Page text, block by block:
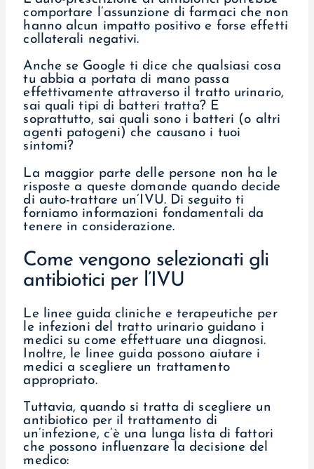
comportare l’assunzione di farmaci che non
hanno alcun impatto positivo e forse effetti
collaterali negativi.
Anche se Google ti dice che qualsiasi cosa
tu abbia a portata di mano passa
effettivamente attraverso il tratto urinario,
sai quali tipi di batteri tratta? E
soprattutto, sai quali sono i batteri (o altri
agenti patogeni) che causano i tuoi
sintomi?
La maggior parte delle persone non ha le
risposte a queste domande quando decide
di auto-trattare un’IVU. Di seguito ti
forniamo informazioni fondamentali da
tenere in considerazione.
Come vengono selezionati gli
antibiotici per l’IVU
Le linee guida cliniche e terapeutiche per
le infezioni del tratto urinario guidano i
medici su come effettuare una diagnosi.
Inoltre, le linee guida possono aiutare i
medici a scegliere un trattamento
appropriato.
Tuttavia, quando si tratta di scegliere un
antibiotico per il trattamento di
un’infezione, c’è una lunga lista di fattori
che possono influenzare la decisione del
medico: